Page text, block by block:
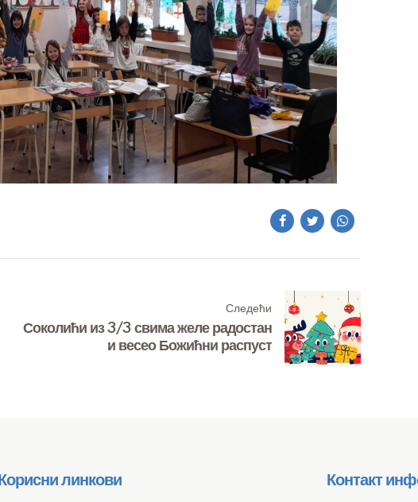
Следећи
Соколићи из 3/3 свима желе радостан
и весео Божићни распуст
Корисни линкови Контакт